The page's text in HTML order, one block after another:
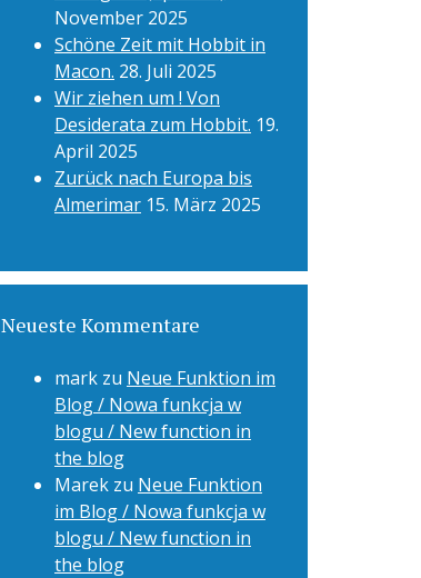
November 2025
Schöne Zeit mit Hobbit in
Macon. 28. Juli 2025
Wir ziehen um ! Von
Desiderata zum Hobbit. 19.
April 2025
Zurück nach Europa bis
Almerimar 15. März 2025
Neueste Kommentare
mark zu Neue Funktion im
Blog / Nowa funkcja w
blogu / New function in
the blog
Marek zu Neue Funktion
im Blog / Nowa funkcja w
blogu / New function in
the blog